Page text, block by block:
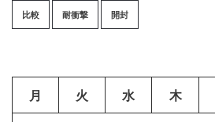
比較 耐衝撃 開封
月 火 水 木